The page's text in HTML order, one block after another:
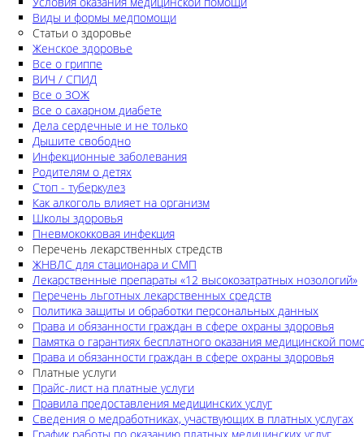
Виды и формы медпомощи
Статьи о здоровье
Женское здоровье
Все о гриппе
ВИЧ / СПИД
Все о ЗОЖ
Все о сахарном диабете
Дела сердечные и не только
Дышите свободно
Инфекционные заболевания
Родителям о детях
Стоп - туберкулез
Как алкоголь влияет на организм
Школы здоровья
Пневмококковая инфекция
Перечень лекарственных стредств
ЖНВЛС для стационара и СМП
Лекарственные препараты «12 высокозатратных нозологий»
Перечень льготных лекарственных средств
Политика защиты и обработки персональных данных
Права и обязанности граждан в сфере охраны здоровья
Памятка о гарантиях бесплатного оказания медицинской
Права и обязанности граждан в сфере охраны здоровья
Платные услуги
Прайс-лист на платные услуги
Правила предоставления медицинских услуг
Сведения о медработниках, участвующих в платных услугах